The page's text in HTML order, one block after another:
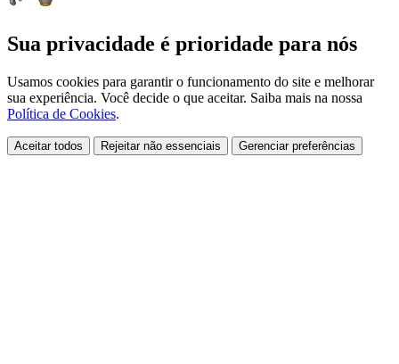
Sua privacidade é prioridade para nós
Usamos cookies para garantir o funcionamento do site e melhorar
sua experiência. Você decide o que aceitar. Saiba mais na nossa
Política de Cookies.
Aceitar todos Rejeitar não essenciais Gerenciar preferências